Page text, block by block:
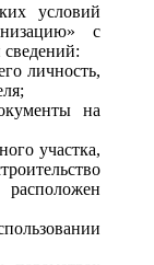
условий
с
личность,
на
участка,